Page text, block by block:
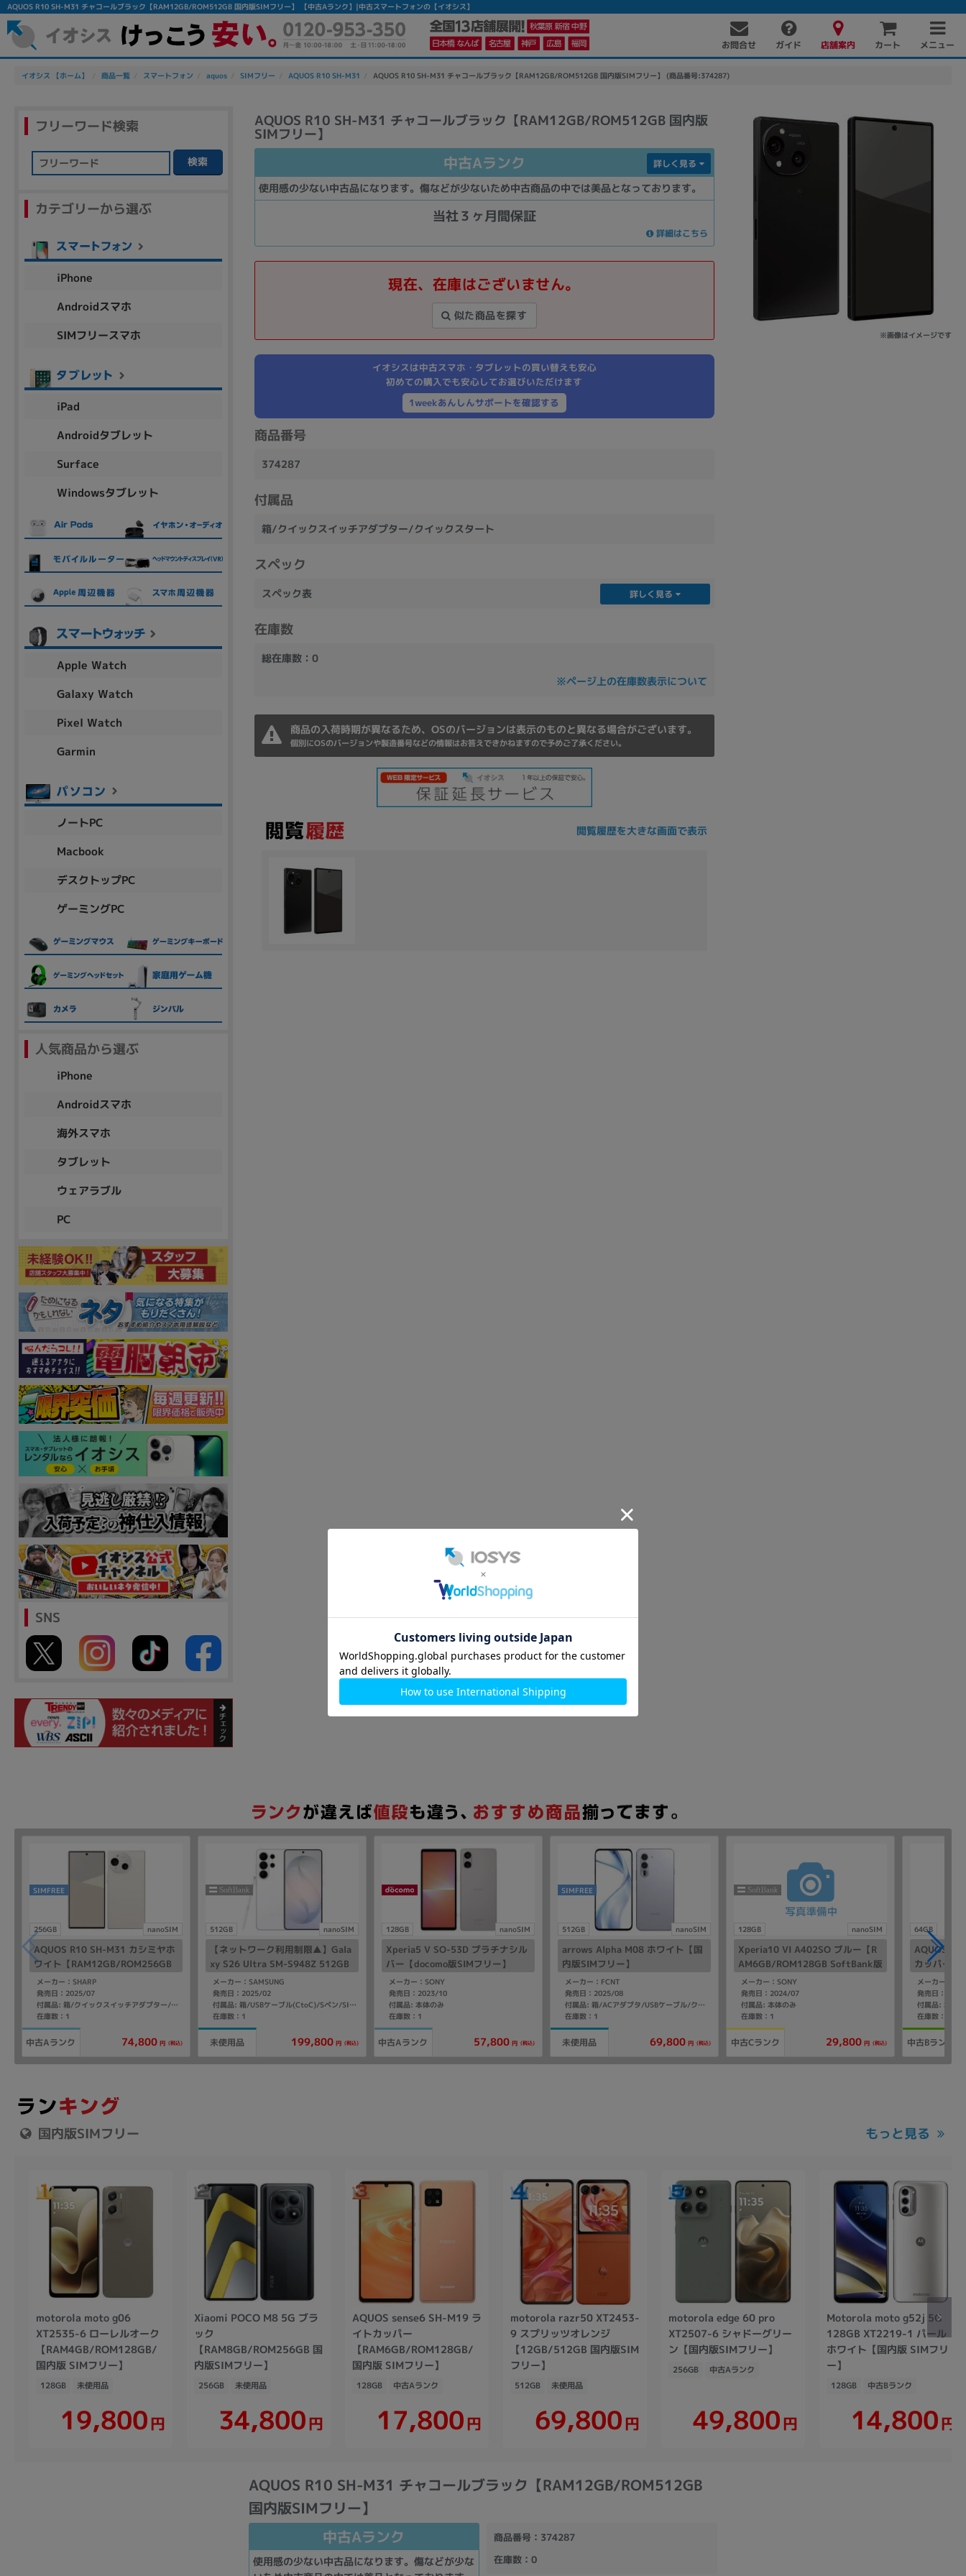
AQUOS R10 SH-M31 チャコールブラック【RAM12GB/ROM512GB 国内版SIMフリー】 【中古Aランク】|中古スマートフォンの【イオシス】
お問合せ ガイド 店舗案内 カート メニュー
イオシス 【ホーム】 商品一覧 スマートフォン aquos SIMフリー AQUOS R10 SH-M31 AQUOS R10 SH-M31 チャコールブラック【RAM12GB/ROM512GB 国内版SIMフリー】 (商品番号:374287)
AQUOS R10 SH-M31 チャコールブラック【RAM12GB/ROM512GB 国内版
SIMフリー】
※画像はイメージです
中古Aランク
使用感の少ない中古品になります。傷などが少ないため中古商品の中では美品となっております。
詳しく見る
当社３ヶ月間保証
詳細はこちら
現在、在庫はございません。
似た商品を探す
イオシスは中古スマホ・タブレットの買い替えも安心
初めての購入でも安心してお選びいただけます
1weekあんしんサポートを確認する
商品番号
374287
付属品
箱/クイックスイッチアダプター/クイックスタート
スペック
スペック表 詳しく見る
在庫数
総在庫数：0
※ページ上の在庫数表示について
商品の入荷時期が異なるため、OSのバージョンは表示のものと異なる場合がございます。
個別にOSのバージョンや製造番号などの情報はお答えできかねますので予めご了承ください。
閲覧履歴を大きな画面で表示
フリーワード検索
検索
カテゴリーから選ぶ
iPhone
Androidスマホ
SIMフリースマホ
iPad
Androidタブレット
Surface
Windowsタブレット
Apple Watch
Galaxy Watch
Pixel Watch
Garmin
ノートPC
Macbook
デスクトップPC
ゲーミングPC
人気商品から選ぶ
iPhone
Androidスマホ
海外スマホ
タブレット
ウェアラブル
PC
SNS
256GB nanoSIM
SIMFREE
AQUOS R10 SH-M31 カシミヤホ
ワイト【RAM12GB/ROM256GB
国内版SIMフリー】
メーカー：SHARP
発売日：2025/07
付属品: 箱/クイックスイッチアダプター/クイックスタート
在庫数：1
中古Aランク 74,800 円 (税込)
512GB nanoSIM
【ネットワーク利用制限▲】Gala
xy S26 Ultra SM-S948Z 512GB
ホワイト【SoftBank版 SIMフリ
ー】
メーカー：SAMSUNG
発売日：2025/02
付属品: 箱/USBケーブル(CtoC)/Sペン/SIM取り出し用ピン/マニュアル
在庫数：1
未使用品 199,800 円 (税込)
128GB nanoSIM
Xperia5 V SO-53D プラチナシル
バー【docomo版SIMフリー】
メーカー：SONY
発売日：2023/10
付属品: 本体のみ
在庫数：1
中古Aランク 57,800 円 (税込)
512GB nanoSIM
SIMFREE
arrows Alpha M08 ホワイト【国
内版SIMフリー】
メーカー：FCNT
発売日：2025/08
付属品: 箱/ACアダプタ/USBケーブル/クイックスタートガイド
在庫数：1
未使用品 69,800 円 (税込)
128GB nanoSIM
Xperia10 VI A402SO ブルー【R
AM6GB/ROM128GB SoftBank版
SIMフリー】
メーカー：SONY
発売日：2024/07
付属品: 本体のみ
在庫数：1
中古Cランク 29,800 円 (税込)
64GB
AQUOS
カッパー【
メーカー：
発売日：
付属品: 本体
在庫数：1
中古Bランク
国内版SIMフリー もっと見る
motorola moto g06
XT2535-6 ローレルオーク
【RAM4GB/ROM128GB/
国内版 SIMフリー】
128GB 未使用品
19,800円
Xiaomi POCO M8 5G ブラ
ック
【RAM8GB/ROM256GB 国
内版SIMフリー】
256GB 未使用品
34,800円
AQUOS sense6 SH-M19 ラ
イトカッパー
【RAM6GB/ROM128GB/
国内版 SIMフリー】
128GB 中古Aランク
17,800円
motorola razr50 XT2453-
9 スプリッツオレンジ
【12GB/512GB 国内版SIM
フリー】
512GB 未使用品
69,800円
motorola edge 60 pro
XT2507-6 シャドーグリー
ン【国内版SIMフリー】
256GB 中古Aランク
49,800円
Motorola moto g52j 5G
128GB XT2219-1 パール
ホワイト【国内版 SIMフリ
ー】
128GB 中古Bランク
14,800円
AQUOS R10 SH-M31 チャコールブラック【RAM12GB/ROM512GB
国内版SIMフリー】
中古Aランク
使用感の少ない中古品になります。傷などが少な
商品番号：374287
在庫数：0
除外ワード
人気の検索ワード：Let's note EliteBook
カテゴリー
商品ジャンルの絞り込み
ノートPC デスクPC
商品シリーズ名・ブランド名の絞り込み。
Thinkpad VAIO
aspire Inspiron
メーカー
Apple SONY TOSHIBA Panasonic FUJITSU
Asus HP
商品の搭載機能による絞り込み
Webカメラ内蔵
ランク
商品状態の絞り込み
新品/未使用 中古 新品 Aランク
その他
メモリ
~
容量
~
モニタサイズ
円 ～
各項目のチェックボックスは「or検索」となります。